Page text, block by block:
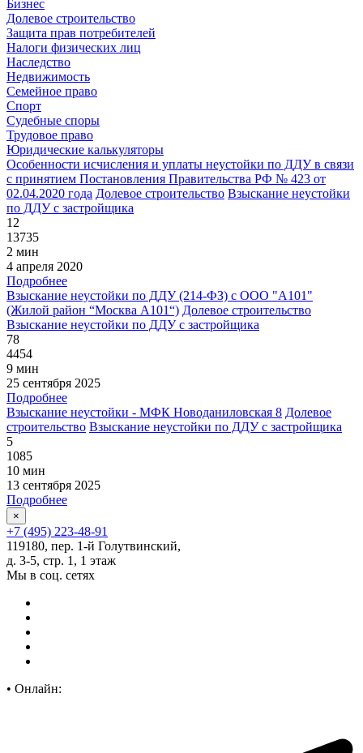
Бизнес
Долевое строительство
Защита прав потребителей
Налоги физических лиц
Наследство
Недвижимость
Семейное право
Спорт
Судебные споры
Трудовое право
Юридические калькуляторы
Особенности исчисления и уплаты неустойки по ДДУ в связи
с принятием Постановления Правительства РФ № 423 от
02.04.2020 года Долевое строительство Взыскание неустойки
по ДДУ с застройщика
12
13735
2 мин
4 апреля 2020
Подробнее
Взыскание неустойки по ДДУ (214-ФЗ) с ООО "А101"
(Жилой район “Москва А101“) Долевое строительство
Взыскание неустойки по ДДУ с застройщика
78
4454
9 мин
25 сентября 2025
Подробнее
Взыскание неустойки - МФК Новоданиловская 8 Долевое
строительство Взыскание неустойки по ДДУ с застройщика
5
1085
10 мин
13 сентября 2025
Подробнее
×
+7 (495) 223-48-91
119180, пер. 1-й Голутвинский,
д. 3-5, стр. 1, 1 этаж
Мы в соц. сетях
• Онлайн: